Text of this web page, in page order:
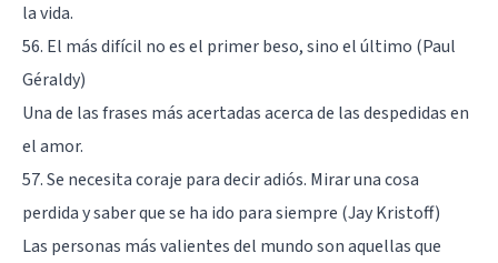
la vida.
56. El más difícil no es el primer beso, sino el último (Paul
Géraldy)
Una de las frases más acertadas acerca de las despedidas en
el amor.
57. Se necesita coraje para decir adiós. Mirar una cosa
perdida y saber que se ha ido para siempre (Jay Kristoff)
Las personas más valientes del mundo son aquellas que